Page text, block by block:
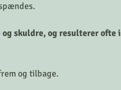
skuldre, og resulterer ofte i
og tilbage.